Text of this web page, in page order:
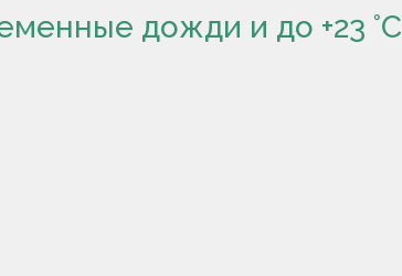
дожди и до +23 °С